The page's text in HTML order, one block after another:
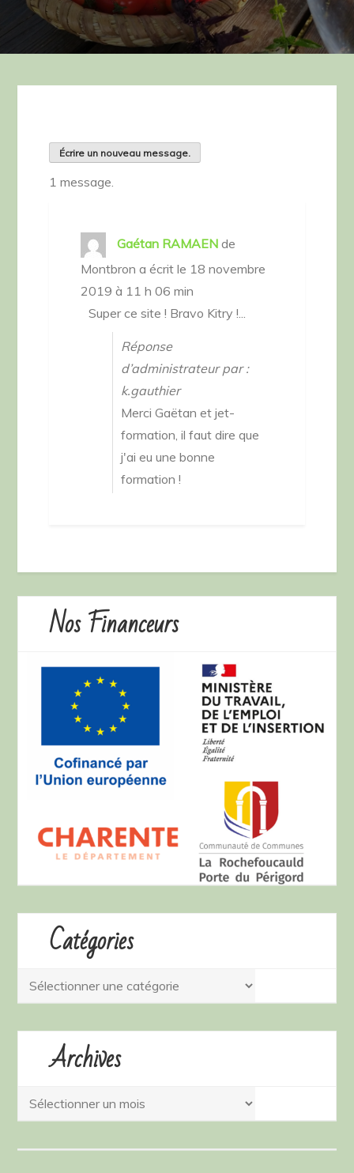
1 message.
Gaétan RAMAEN de
Montbron a écrit le 18 novembre
2019 à 11 h 06 min
Super ce site ! Bravo Kitry !...
Réponse
d’administrateur par :
k.gauthier
Merci Gaëtan et jet-
formation, il faut dire que
j'ai eu une bonne
formation !
Nos Financeurs
Catégories
Catégories
Archives
Archives